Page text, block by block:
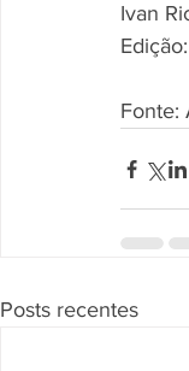
Ivan
Fonte:
Posts recentes